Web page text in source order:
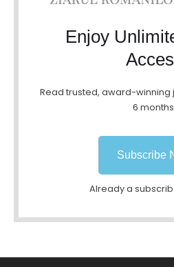
Enjoy
Read trusted, award-winning
6
Subscribe
Already a